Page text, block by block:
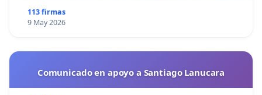
113 firmas
9 May 2026
Comunicado en apoyo a Santiago Lanucara